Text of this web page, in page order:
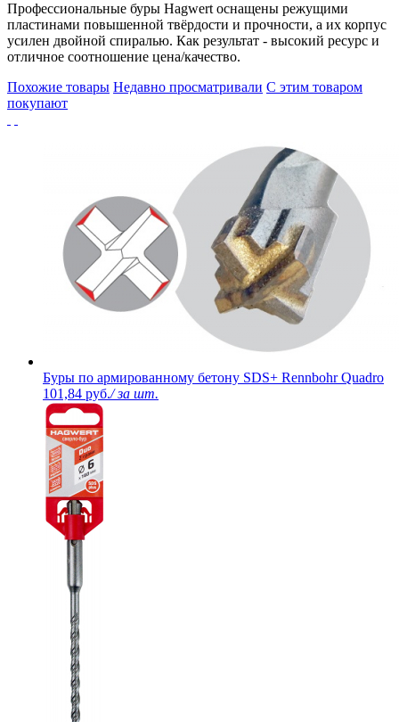
Профессиональные буры Hagwert оснащены режущими
пластинами повышенной твёрдости и прочности, а их корпус
усилен двойной спиралью. Как результат - высокий ресурс и
отличное соотношение цена/качество.
Похожие товары Недавно просматривали С этим товаром
покупают
Буры по армированному бетону SDS+ Rennbohr Quadro
101,84 руб./ за шт.